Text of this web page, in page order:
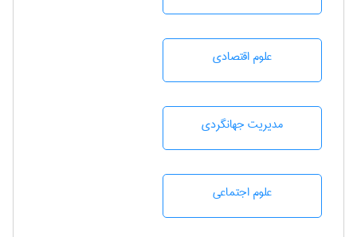
علوم اقتصادی
مديريت جهانگردی
علوم اجتماعی